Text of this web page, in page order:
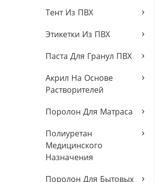
›
Тент Из ПВХ
›
Этикетки Из ПВХ
›
Паста Для Гранул ПВХ
›
Акрил На Основе
Растворителей
›
Поролон Для Матраса
›
Полиуретан
Медицинского
Назначения
›
Поролон Для Бытовых